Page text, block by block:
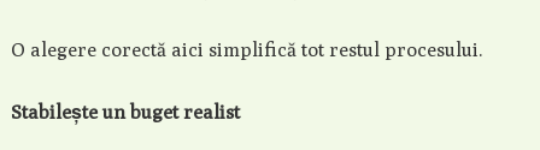
O alegere corectă aici simplifică tot restul procesului.
Stabilește un buget realist